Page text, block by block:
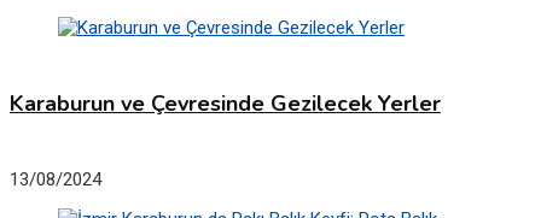
Karaburun ve Çevresinde Gezilecek Yerler
13/08/2024